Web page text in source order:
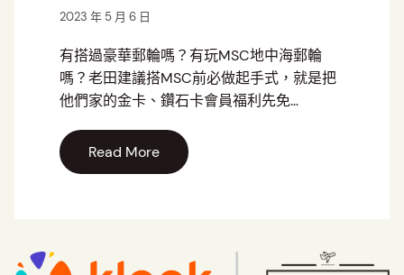
2023 年 5 月 6 日
有搭過豪華郵輪嗎？有玩MSC地中海郵輪
嗎？老田建議搭MSC前必做起手式，就是把
他們家的金卡、鑽石卡會員福利先免…
Read More